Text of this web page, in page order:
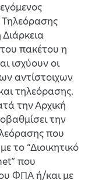
πακέτου η
ισχύουν οι
αντίστοιχων
τηλεόρασης.
την Αρχική
την
που
το “Διοικητικό
που
ΦΠΑ ή/και με